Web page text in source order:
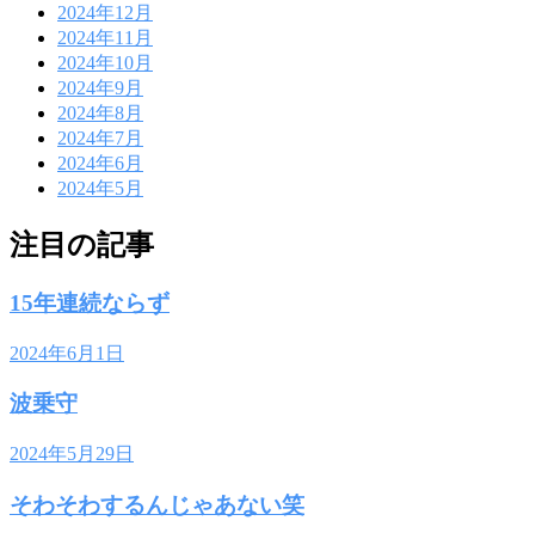
2024年12月
2024年11月
2024年10月
2024年9月
2024年8月
2024年7月
2024年6月
2024年5月
注目の記事
15年連続ならず
2024年6月1日
波乗守
2024年5月29日
そわそわするんじゃあない笑